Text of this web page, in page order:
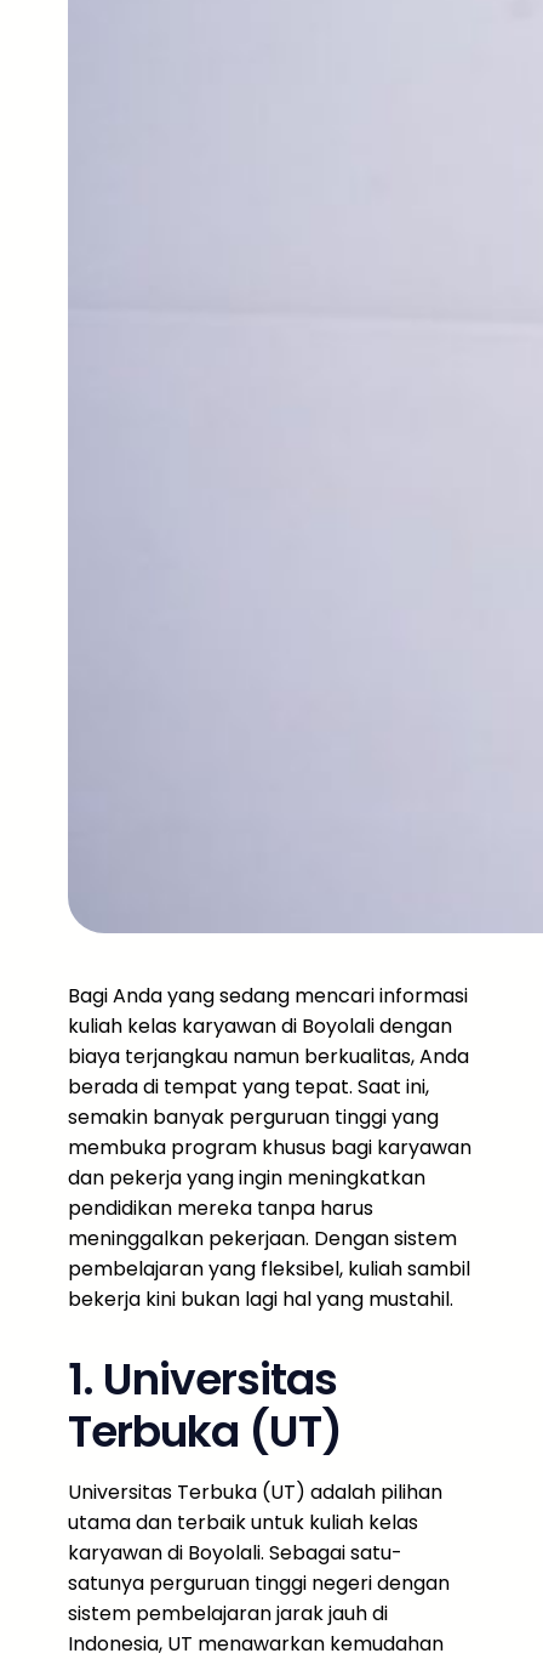
Bagi Anda yang sedang mencari informasi
kuliah kelas karyawan di Boyolali dengan
biaya terjangkau namun berkualitas, Anda
berada di tempat yang tepat. Saat ini,
semakin banyak perguruan tinggi yang
membuka program khusus bagi karyawan
dan pekerja yang ingin meningkatkan
pendidikan mereka tanpa harus
meninggalkan pekerjaan. Dengan sistem
pembelajaran yang fleksibel, kuliah sambil
bekerja kini bukan lagi hal yang mustahil.
1. Universitas
Terbuka (UT)
Universitas Terbuka (UT) adalah pilihan
utama dan terbaik untuk kuliah kelas
karyawan di Boyolali. Sebagai satu-
satunya perguruan tinggi negeri dengan
sistem pembelajaran jarak jauh di
Indonesia, UT menawarkan kemudahan